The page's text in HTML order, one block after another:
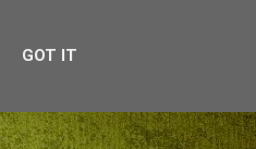
GOT IT